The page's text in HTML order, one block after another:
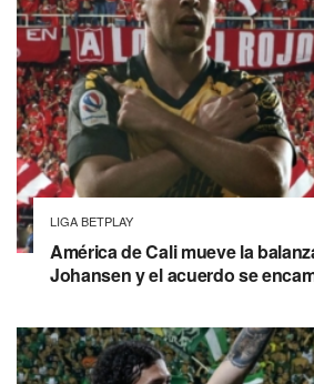
LIGA BETPLAY
América de Cali mueve la
Johansen y el acuerdo se